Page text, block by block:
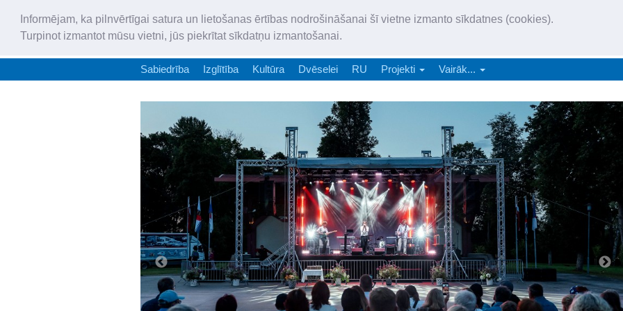
Informējam, ka pilnvērtīgai satura un lietošanas ērtības nodrošināšanai šī vietne izmanto sīkdatnes (cookies).
Turpinot izmantot mūsu vietni, jūs piekrītat sīkdatņu izmantošanai.
„Latgales Laiks” latviešu valodā aptver Daugavpils valstspilsētu,
Sabiedrība Izglītība Kultūra Dvēselei RU Projekti Vairāk...